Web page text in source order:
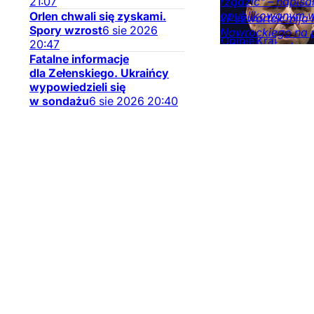
Orlen chwali się zyskami.
Spory wzrost6 sie 2026
20:47
Fatalne informacje
dla Zełenskiego. Ukraińcy
wypowiedzieli się
w sondażu6 sie 2026 20:40
opublikowanym
OpinieKraj
W czwartek mija
Nawrockiego na
odniosła się do